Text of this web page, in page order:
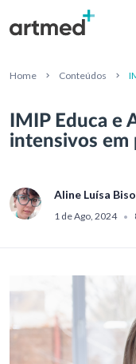
Home Conteúdos
IMIP Educa e
intensivos em
Aline Luísa
1 de Ago, 2024 •